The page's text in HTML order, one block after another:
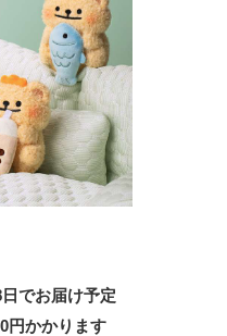
でお届け予定
0円かかります